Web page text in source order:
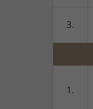
3.
1.